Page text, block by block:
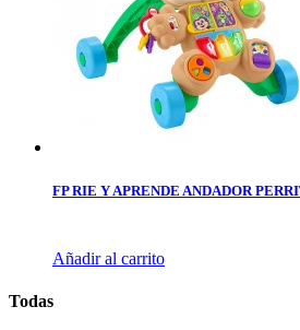
FP RIE Y APRENDE ANDADOR
Añadir al carrito
Todas